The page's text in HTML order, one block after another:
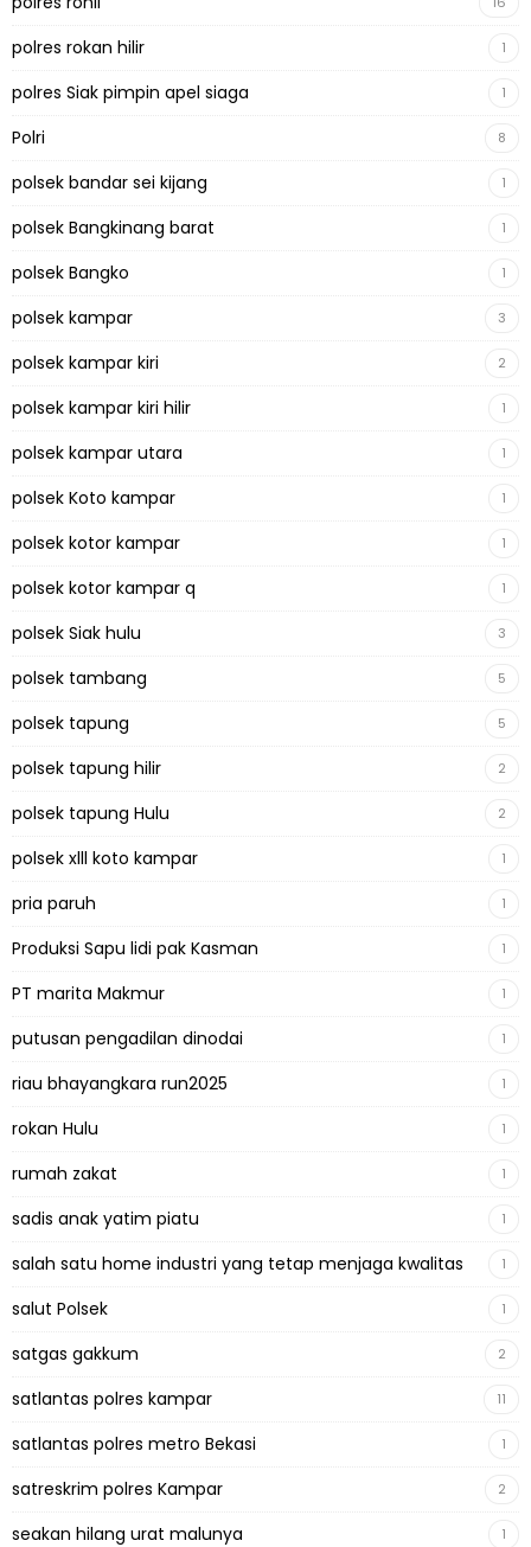
polres rokan hilir 1
polres Siak pimpin apel siaga 1
Polri 8
polsek bandar sei kijang 1
polsek Bangkinang barat 1
polsek Bangko 1
polsek kampar 3
polsek kampar kiri 2
polsek kampar kiri hilir 1
polsek kampar utara 1
polsek Koto kampar 1
polsek kotor kampar 1
polsek kotor kampar q 1
polsek Siak hulu 3
polsek tambang 5
polsek tapung 5
polsek tapung hilir 2
polsek tapung Hulu 2
polsek xlll koto kampar 1
pria paruh 1
Produksi Sapu lidi pak Kasman 1
PT marita Makmur 1
putusan pengadilan dinodai 1
riau bhayangkara run2025 1
rokan Hulu 1
rumah zakat 1
sadis anak yatim piatu 1
salah satu home industri yang tetap menjaga kwalitas 1
salut Polsek 1
satgas gakkum 2
satlantas polres kampar 11
satlantas polres metro Bekasi 1
satreskrim polres Kampar 2
seakan hilang urat malunya 1